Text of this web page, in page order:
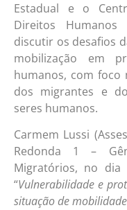
Estadual e o
Direitos Humanos
discutir os desafios
mobilização em
humanos, com foco
dos migrantes e
seres humanos.
Carmem Lussi
Redonda 1 –
Migratórios, no
“Vulnerabilidade e
situação de mobilidade